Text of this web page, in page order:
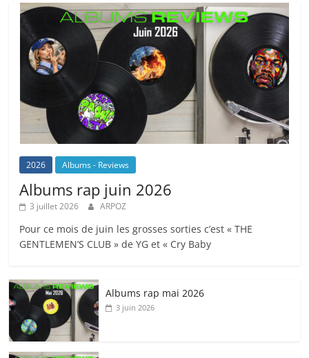
2026 Albums - Reviews
Albums rap juin 2026
3 juillet 2026 ARPOZ
Pour ce mois de juin les grosses sorties c’est « THE
GENTLEMEN’S CLUB » de YG et « Cry Baby
Albums rap mai 2026
3 juin 2026